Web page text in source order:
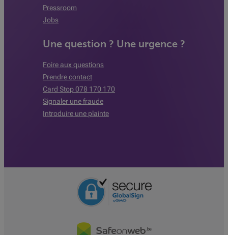
Pressroom
Jobs
Une question ? Une urgence ?
Foire aux questions
Prendre contact
Card Stop 078 170 170
Signaler une fraude
Introduire une plainte